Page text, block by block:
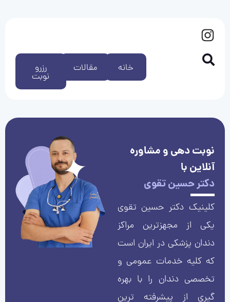
رزرو
نوبت
مقالات خانه
نوبت دهی و مشاوره
آنلاین با
دکتر حسین تقوی
کلینیک دکتر حسین تقوی
یکی از مجهزترین مراکز
دندان پزشکی در ایران است
که کلیه خدمات عمومی و
تخصصی دندان را با بهره
گیری از پیشرفته ترین